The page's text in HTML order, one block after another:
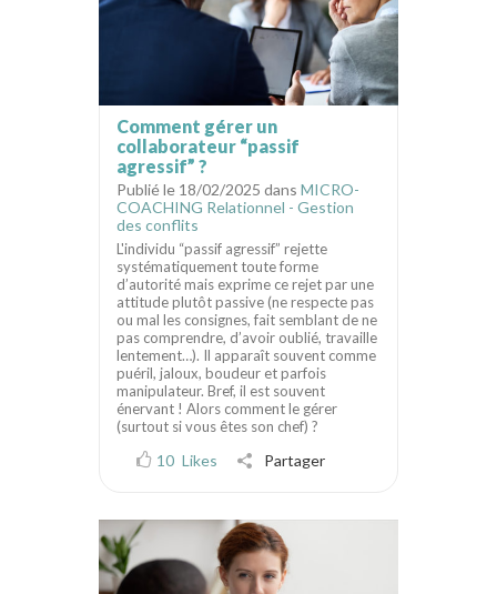
Comment gérer un
collaborateur “passif
agressif” ?
Publié le 18/02/2025 dans MICRO-
COACHING Relationnel - Gestion
des conflits
L'individu “passif agressif” rejette
systématiquement toute forme
d’autorité mais exprime ce rejet par une
attitude plutôt passive (ne respecte pas
ou mal les consignes, fait semblant de ne
pas comprendre, d’avoir oublié, travaille
lentement…). Il apparaît souvent comme
puéril, jaloux, boudeur et parfois
manipulateur. Bref, il est souvent
énervant ! Alors comment le gérer
(surtout si vous êtes son chef) ?
10 Likes Partager